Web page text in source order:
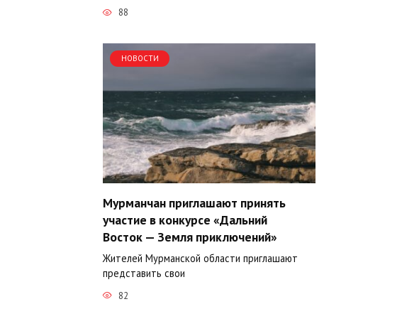
88
НОВОСТИ
Мурманчан приглашают принять
участие в конкурсе «Дальний
Восток — Земля приключений»
Жителей Мурманской области приглашают
представить свои
82